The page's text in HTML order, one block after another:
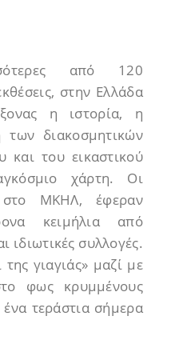
από 120
στην Ελλάδα
η ιστορία, η
των διακοσμητικών
και του εικαστικού
χάρτη. Οι
στο ΜΚΗΛ, έφεραν
κειμήλια από
ιδιωτικές συλλογές.
γιαγιάς» μαζί με
φως κρυμμένους
τεράστια σήμερα